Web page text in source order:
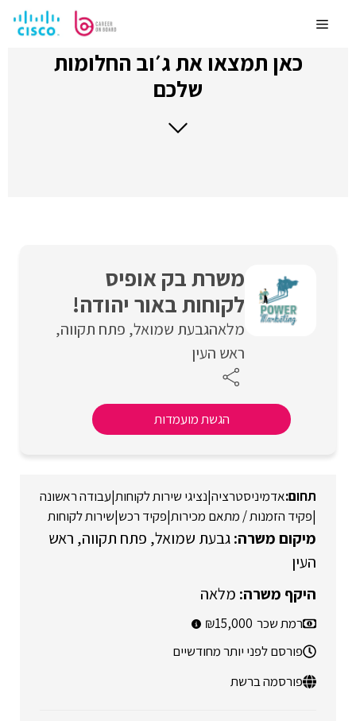
לתוכןMenu
כאן תמצאו את ג׳וב החלומות
שלכם
משרת בק אופיס
לקוחות באור יהודה!
מלאהגבעת שמואל פתח תקווה
ראש העין
הגשת מועמדות
אדמיניסטרציה|נציגי שירות לקוחות|עבודה ראשונה
|פקיד הזמנות / מתאם מכירות|פקיד רכש|שירות לקוחות
גבעת שמואל פתח תקווה ראש
העין
מלאה
רמת שכר 15,000
פורסם לפני יותר מחודשיים
פורסמה ברשת